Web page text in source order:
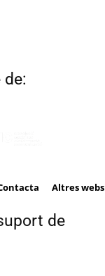
Altres webs
de